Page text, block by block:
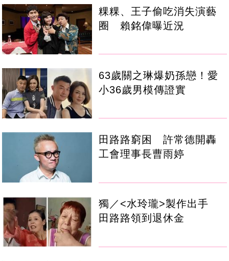
粿粿、王子偷吃消失演藝
圈 賴銘偉曝近況
63歲關之琳爆奶孫戀！愛
小36歲男模傳證實
田路路窮困 許常德開轟
工會理事長曹雨婷
獨／<水玲瓏>製作出手
田路路領到退休金